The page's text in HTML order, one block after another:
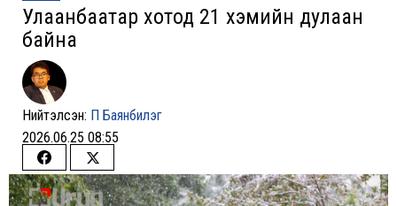
Улаанбаатар хотод 21 хэмийн дулаан
байна
Нийтэлсэн: П Баянбилэг
2026.06.25 08:55
Share
on
Share
on